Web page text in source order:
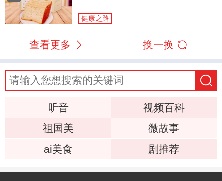
健康之路
查看更多 换一换
听音
视频百科
祖国美
微故事
ai美食
剧推荐